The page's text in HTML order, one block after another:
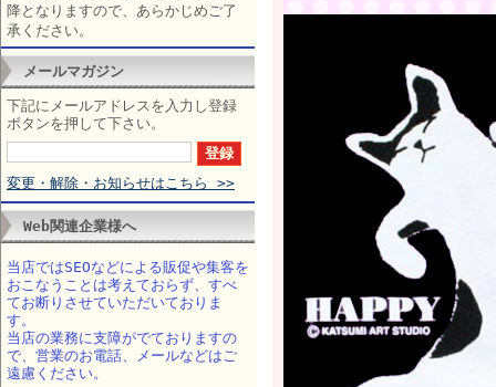
降となりますので、あらかじめご了
承ください。
メールマガジン
下記にメールアドレスを入力し登録
ボタンを押して下さい。
変更・解除・お知らせはこちら >>
Web関連企業様へ
当店ではSEOなどによる販促や集客を
おこなうことは考えておらず、すべ
てお断りさせていただいておりま
す。
当店の業務に支障がでておりますの
で、営業のお電話、メールなどはご
遠慮ください。